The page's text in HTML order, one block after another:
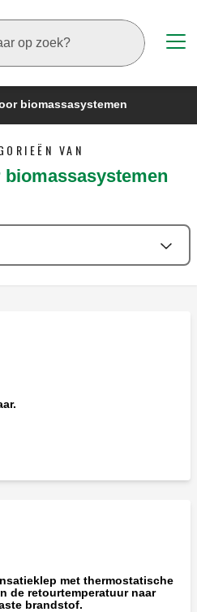
biomassasystemen
VAN
met thermostatische
de retourtemperatuur naar
brandstof.